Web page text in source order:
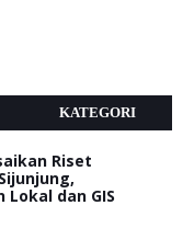
KATEGORI
Riset
dan GIS